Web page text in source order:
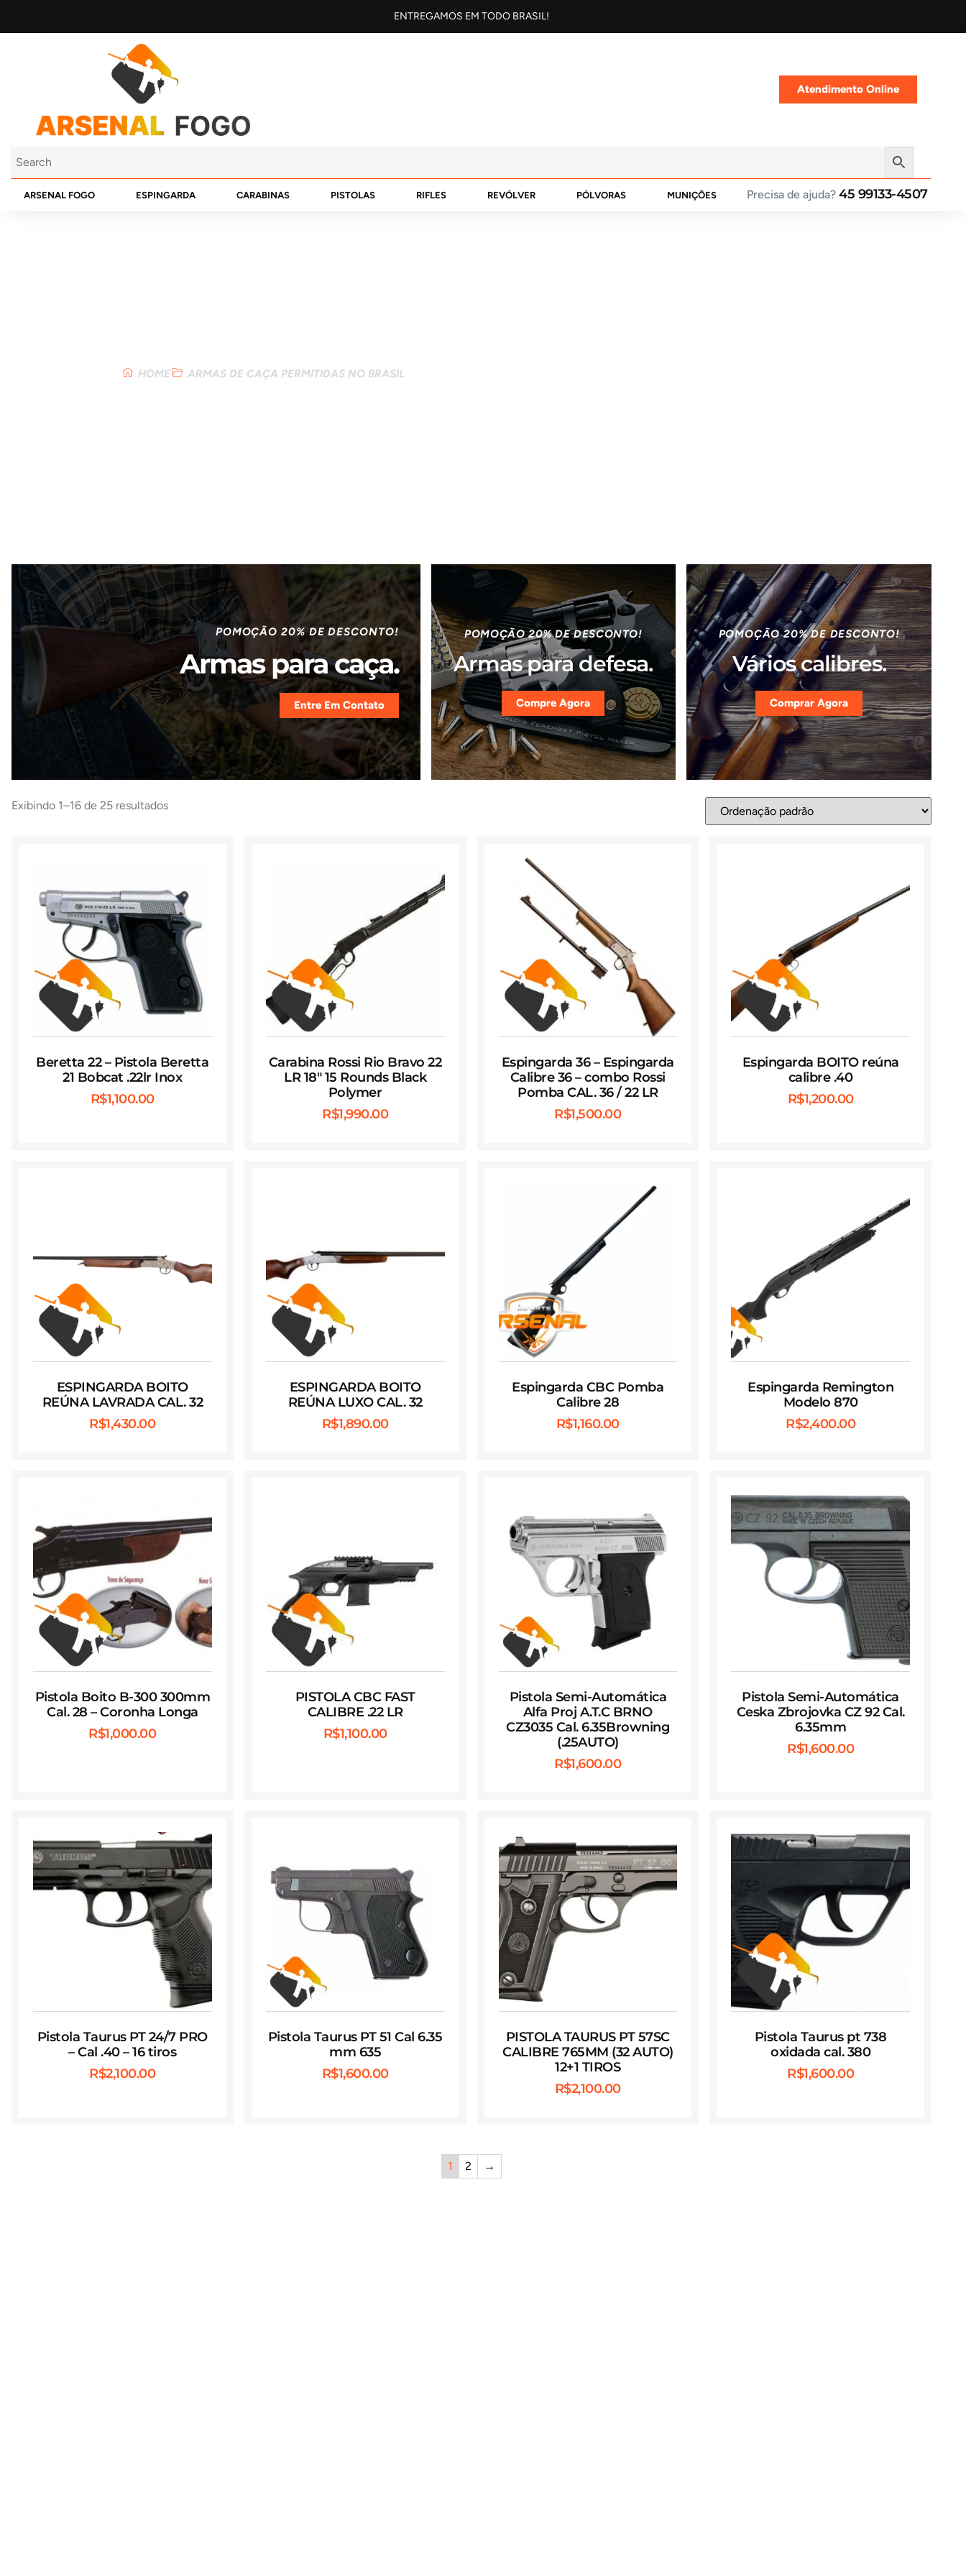
ENTREGAMOS EM TODO BRASIL!
Atendimento Online
ARSENAL FOGO ESPINGARDA CARABINAS PISTOLAS RIFLES REVÓLVER PÓLVORAS MUNIÇÕES Precisa de ajuda? 45 99133-4507
HOME ARMAS DE CAÇA PERMITIDAS NO BRASIL
POMOÇÃO 20% DE DESCONTO!
Armas para caça.
Entre Em Contato
POMOÇÃO 20% DE DESCONTO!
Armas para defesa.
Compre Agora
POMOÇÃO 20% DE DESCONTO!
Vários calibres.
Comprar Agora
Exibindo 1–16 de 25 resultados
Beretta 22 – Pistola Beretta
21 Bobcat .22lr Inox
R$1,100.00
Carabina Rossi Rio Bravo 22
LR 18″ 15 Rounds Black
Polymer
R$1,990.00
Espingarda 36 – Espingarda
Calibre 36 – combo Rossi
Pomba CAL. 36 / 22 LR
R$1,500.00
Espingarda BOITO reúna
calibre .40
R$1,200.00
ESPINGARDA BOITO
REÚNA LAVRADA CAL. 32
R$1,430.00
ESPINGARDA BOITO
REÚNA LUXO CAL. 32
R$1,890.00
Espingarda CBC Pomba
Calibre 28
R$1,160.00
Espingarda Remington
Modelo 870
R$2,400.00
Pistola Boito B-300 300mm
Cal. 28 – Coronha Longa
R$1,000.00
PISTOLA CBC FAST
CALIBRE .22 LR
R$1,100.00
Pistola Semi-Automática
Alfa Proj A.T.C BRNO
CZ3035 Cal. 6.35Browning
(.25AUTO)
R$1,600.00
Pistola Semi-Automática
Ceska Zbrojovka CZ 92 Cal.
6.35mm
R$1,600.00
Pistola Taurus PT 24/7 PRO
– Cal .40 – 16 tiros
R$2,100.00
Pistola Taurus PT 51 Cal 6.35
mm 635
R$1,600.00
PISTOLA TAURUS PT 57SC
CALIBRE 765MM (32 AUTO)
12+1 TIROS
R$2,100.00
Pistola Taurus pt 738
oxidada cal. 380
R$1,600.00
1 2 →